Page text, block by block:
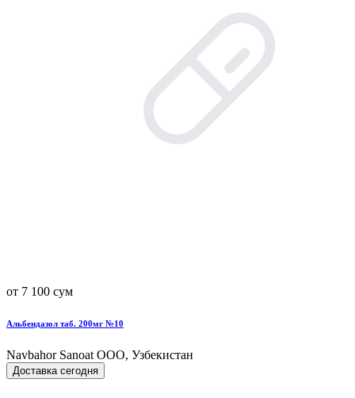
от 7 100 сум
Альбендазол таб. 200мг №10
Navbahor Sanoat ООО, Узбекистан
Доставка сегодня